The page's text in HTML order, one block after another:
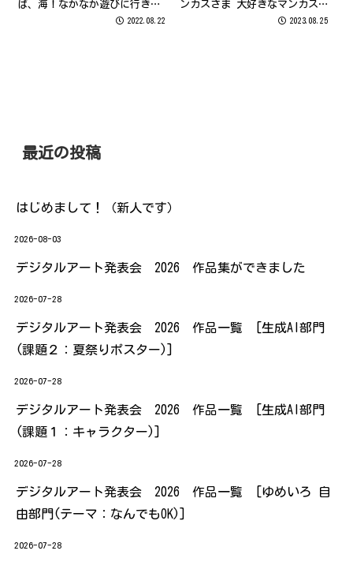
ば、海！なかなか遊びに行きづ
らいご時世ですが…青空に浮か
2022.08.22
ンカスさま 大好きなマンカスト
ラップの切り抜きを、マンダラ
2023.08.25
最近の投稿
はじめまして！（新人です）
2026-08-03
デジタルアート発表会 2026 作品集ができました
2026-07-28
デジタルアート発表会 2026 作品一覧 [生成AI部門
(課題２：夏祭りポスター)]
2026-07-28
デジタルアート発表会 2026 作品一覧 [生成AI部門
(課題１：キャラクター)]
2026-07-28
デジタルアート発表会 2026 作品一覧 [ゆめいろ 自
由部門(テーマ：なんでもOK)]
2026-07-28